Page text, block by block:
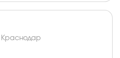
Краснодар